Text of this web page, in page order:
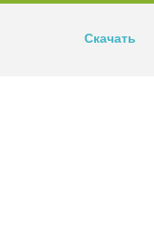
Скачать